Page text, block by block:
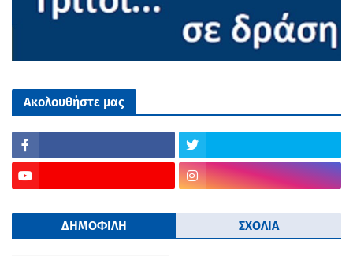
Ακολουθήστε μας
ΔΗΜΟΦΙΛΗ ΣΧΟΛΙΑ